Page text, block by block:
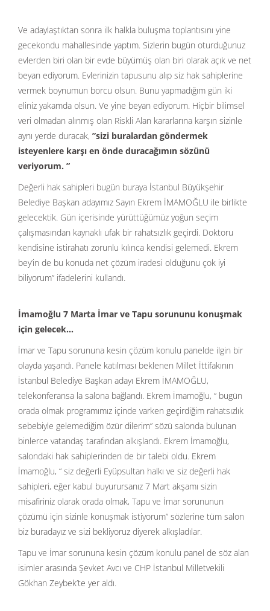
Ve adaylaştıktan sonra ilk halkla buluşma toplantısını yine
gecekondu mahallesinde yaptım. Sizlerin bugün oturduğunuz
evlerden biri olan bir evde büyümüş olan biri olarak açık ve net
beyan ediyorum. Evlerinizin tapusunu alıp siz hak sahiplerine
vermek boynumun borcu olsun. Bunu yapmadığım gün iki
eliniz yakamda olsun. Ve yine beyan ediyorum. Hiçbir bilimsel
veri olmadan alınmış olan Riskli Alan kararlarına karşın sizinle
aynı yerde duracak, ”sizi buralardan göndermek
isteyenlere karşı en önde duracağımın sözünü
veriyorum. ”
Değerli hak sahipleri bugün buraya İstanbul Büyükşehir
Belediye Başkan adayımız Sayın Ekrem İMAMOĞLU ile birlikte
gelecektik. Gün içerisinde yürüttüğümüz yoğun seçim
çalışmasından kaynaklı ufak bir rahatsızlık geçirdi. Doktoru
kendisine istirahatı zorunlu kılınca kendisi gelemedi. Ekrem
bey’in de bu konuda net çözüm iradesi olduğunu çok iyi
biliyorum” ifadelerini kullandı.
İmamoğlu 7 Marta İmar ve Tapu sorununu konuşmak
için gelecek…
İmar ve Tapu sorununa kesin çözüm konulu panelde ilgin bir
olayda yaşandı. Panele katılması beklenen Millet İttifakının
İstanbul Belediye Başkan adayı Ekrem İMAMOĞLU,
telekonferansa la salona bağlandı. Ekrem İmamoğlu, “ bugün
orada olmak programımız içinde varken geçirdiğim rahatsızlık
sebebiyle gelemediğim özür dilerim” sözü salonda bulunan
binlerce vatandaş tarafından alkışlandı. Ekrem İmamoğlu,
salondaki hak sahiplerinden de bir talebi oldu. Ekrem
İmamoğlu, “ siz değerli Eyüpsultan halkı ve siz değerli hak
sahipleri, eğer kabul buyurursanız 7 Mart akşamı sizin
misafiriniz olarak orada olmak, Tapu ve İmar sorununun
çözümü için sizinle konuşmak istiyorum” sözlerine tüm salon
biz buradayız ve sizi bekliyoruz diyerek alkışladılar.
Tapu ve İmar sorununa kesin çözüm konulu panel de söz alan
isimler arasında Şevket Avcı ve CHP İstanbul Milletvekili
Gökhan Zeybek’te yer aldı.